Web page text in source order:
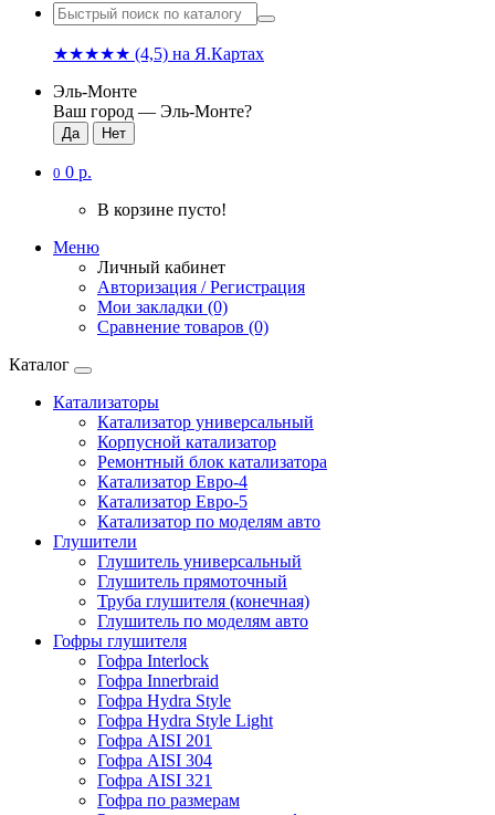
★★★★★ (4,5) на Я.Картах
Эль-Монте
Ваш город — Эль-Монте?
0 0 р.
В корзине пусто!
Меню
Личный кабинет
Авторизация / Регистрация
Мои закладки (0)
Сравнение товаров (0)
Каталог
Катализаторы
Катализатор универсальный
Корпусной катализатор
Ремонтный блок катализатора
Катализатор Евро-4
Катализатор Евро-5
Катализатор по моделям авто
Глушители
Глушитель универсальный
Глушитель прямоточный
Труба глушителя (конечная)
Глушитель по моделям авто
Гофры глушителя
Гофра Interlock
Гофра Innerbraid
Гофра Hydra Style
Гофра Hydra Style Light
Гофра AISI 201
Гофра AISI 304
Гофра AISI 321
Гофра по размерам